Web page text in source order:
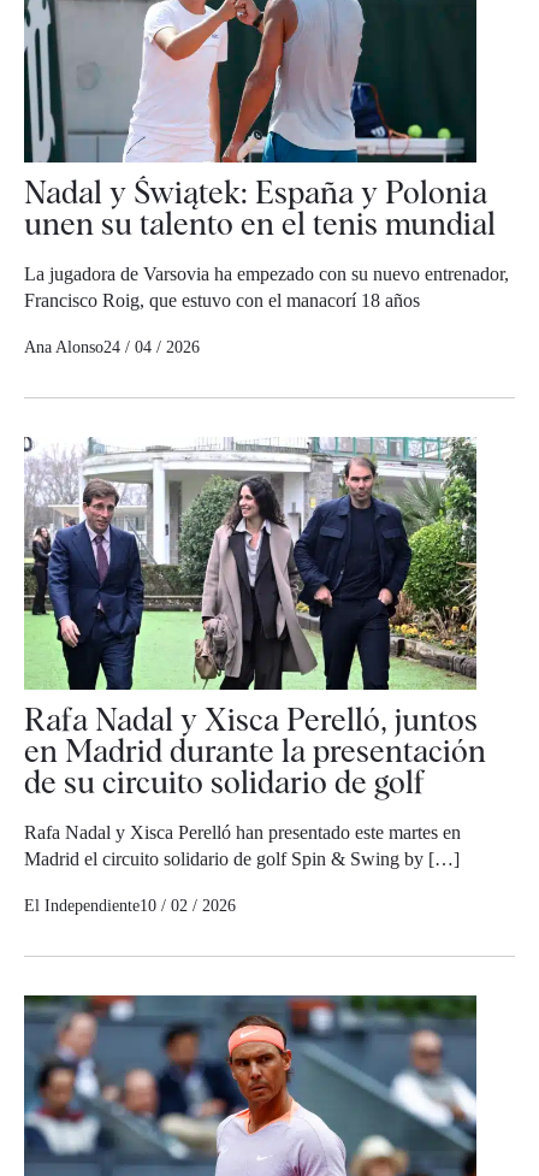
Nadal y Świątek: España y Polonia
unen su talento en el tenis mundial
La jugadora de Varsovia ha empezado con su nuevo entrenador,
Francisco Roig, que estuvo con el manacorí 18 años
Ana Alonso24 / 04 / 2026
Rafa Nadal y Xisca Perelló, juntos
en Madrid durante la presentación
de su circuito solidario de golf
Rafa Nadal y Xisca Perelló han presentado este martes en
Madrid el circuito solidario de golf Spin & Swing by […]
El Independiente10 / 02 / 2026